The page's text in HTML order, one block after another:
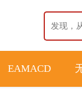
EAMACD